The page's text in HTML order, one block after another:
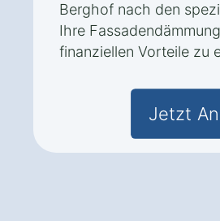
Berghof nach den
Ihre
finanziellen Vorteile zu
Jetzt